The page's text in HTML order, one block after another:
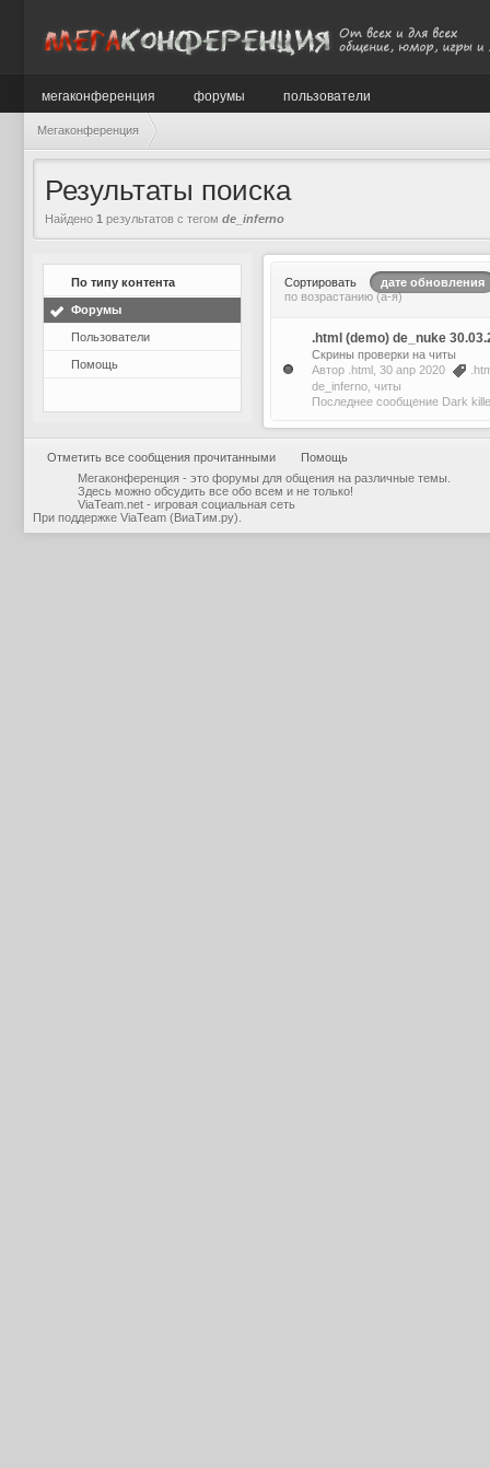
мегаконференция форумы пользователи
Мегаконференция
Результаты поиска
Найдено 1 результатов с тегом de_inferno
По типу контента
Форумы
Пользователи
Помощь
Сортировать
дате обновления
по возрастанию (а-я)
.html (demo) de_nuke
Скрины проверки на читы
Автор .html , 30 апр 2020
de_inferno читы
Последнее сообщение Dark
Отметить все сообщения прочитанными
Помощь
Мегаконференция - это форумы для общения на различные темы.
Здесь можно обсудить все обо всем и не только!
ViaTeam.net - игровая социальная сеть
При поддержке ViaTeam (ВиаТим.ру)